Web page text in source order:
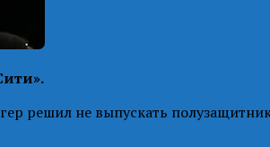
решил не выпускать